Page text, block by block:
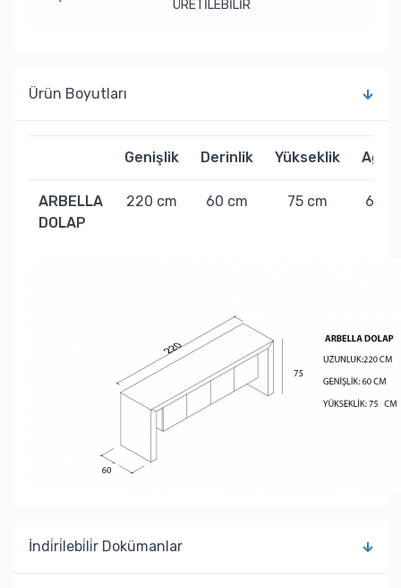
ÜRETİLEBİLİR
Ürün Boyutları
Genişlik Derinlik Yükseklik
ARBELLA
DOLAP
220 cm 60 cm 75 cm 60
İndi̇ri̇lebi̇li̇r Dokümanlar